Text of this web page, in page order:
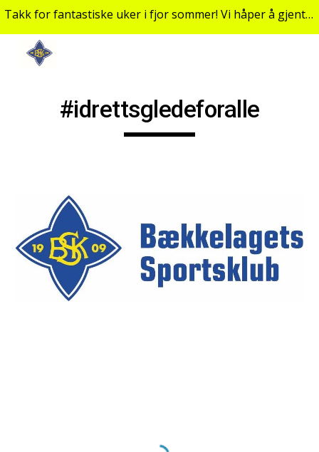
Takk for fantastiske uker i fjor sommer! Vi håper å gjenta suksessen sommeren 2022.
#idrettsgledeforalle